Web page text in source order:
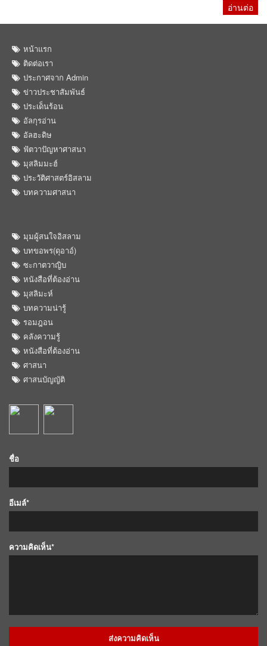
อ่านต่อ
หน้าแรก
ติดต่อเรา
ประกาศจาก Admin
ข่าวประชาสัมพันธ์
ประเด็นร้อน
อัลกุรอ่าน
อัลฮะดิษ
ฟัตวาปัญหาศาสนา
มุสลิมมะฮ์
ประวัติศาสตร์อิสลาม
บทความศาสนา
มุมผู้สนใจอิสลาม
บทขอพร(ดุอาอ์)
ซะกาตวาญิบ
หนังสือที่ต้องอ่าน
มุสลิมะห์
บทความน่ารู้
รอมฎอน
คลังความรู้
หนังสือที่ต้องอ่าน
ศาสนา
ศาสนบัญญัติ
ชื่อ
อีเมล์*
ความคิดเห็น*